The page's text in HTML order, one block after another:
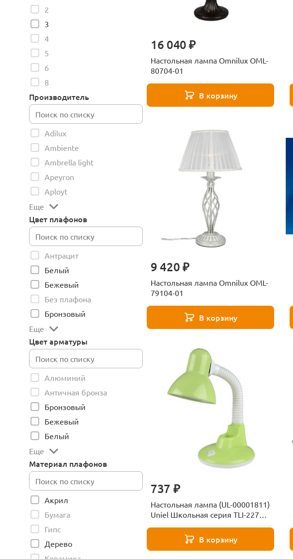
2
3
4
5
6
8
Производитель
Adilux
Ambiente
Ambrella light
Apeyron
Aployt
Еще
Цвет плафонов
Антрацит
Белый
Бежевый
Без плафона
Бронзовый
Еще
Цвет арматуры
Алюминий
Античная бронза
Бронзовый
Бежевый
Белый
Еще
Материал плафонов
Акрил
Бумага
Гипс
Дерево
16 040 ₽
Настольная лампа Omnilux OML-
80704-01
В корзину
9 420 ₽
Настольная лампа Omnilux OML-
79104-01
В корзину
737 ₽
Настольная лампа (UL-00001811)
Uniel Школьная серия TLI-227
В корзину